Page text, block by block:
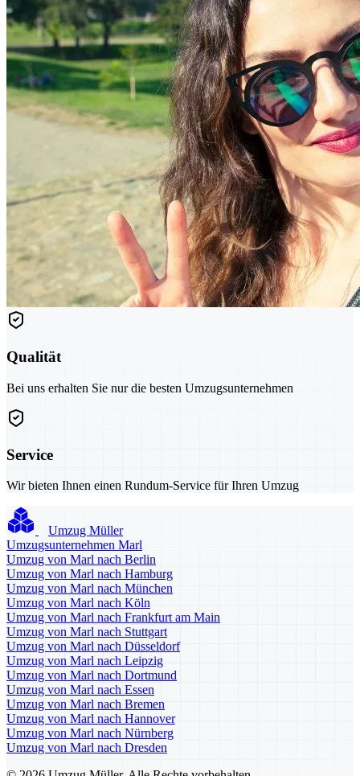
Qualität
Bei uns erhalten Sie nur die besten Umzugsunternehmen
Service
Wir bieten Ihnen einen Rundum-Service für Ihren Umzug
Umzug Müller
Umzugsunternehmen Marl
Umzug von Marl nach Berlin
Umzug von Marl nach Hamburg
Umzug von Marl nach München
Umzug von Marl nach Köln
Umzug von Marl nach Frankfurt am Main
Umzug von Marl nach Stuttgart
Umzug von Marl nach Düsseldorf
Umzug von Marl nach Leipzig
Umzug von Marl nach Dortmund
Umzug von Marl nach Essen
Umzug von Marl nach Bremen
Umzug von Marl nach Hannover
Umzug von Marl nach Nürnberg
Umzug von Marl nach Dresden